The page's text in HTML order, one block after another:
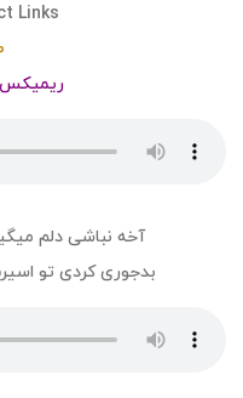
Links
آخه نباشی دلم
بدجوری کردی تو